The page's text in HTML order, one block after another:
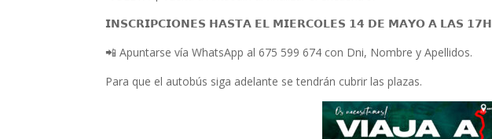
𝗜𝗡𝗦𝗖𝗥𝗜𝗣𝗖𝗜𝗢𝗡𝗘𝗦 𝗛𝗔𝗦𝗧𝗔 𝗘𝗟 𝗠𝗜𝗘𝗥𝗖𝗢𝗟𝗘𝗦 𝟭𝟰 𝗗𝗘 𝗠𝗔𝗬𝗢 𝗔 𝗟𝗔𝗦 𝟭𝟳𝗛
📲 Apuntarse vía WhatsApp al 675 599 674 con Dni, Nombre y Apellidos.
Para que el autobús siga adelante se tendrán cubrir las plazas.